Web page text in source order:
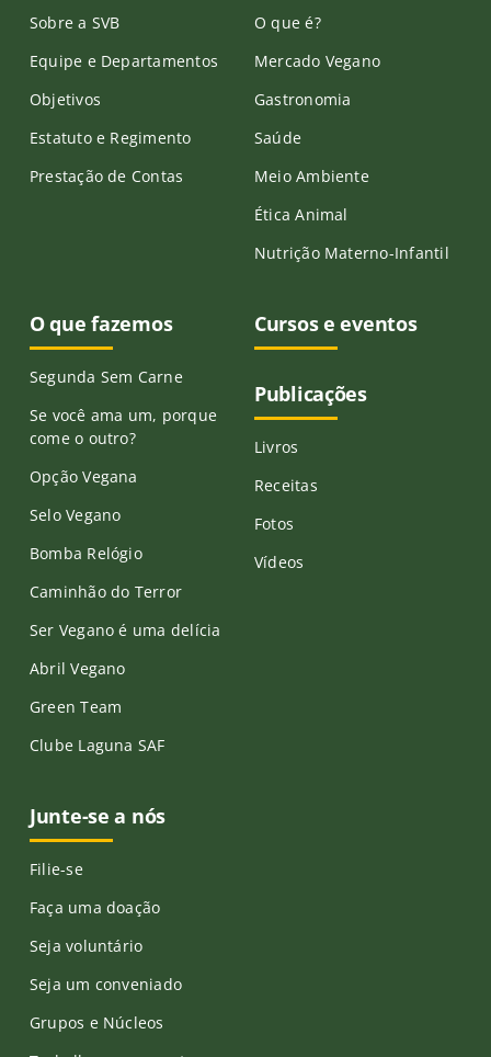
Sobre a SVB
Equipe e Departamentos
Objetivos
Estatuto e Regimento
Prestação de Contas
O que é?
Mercado Vegano
Gastronomia
Saúde
Meio Ambiente
Ética Animal
Nutrição Materno-Infantil
O que fazemos
Segunda Sem Carne
Se você ama um, porque
come o outro?
Opção Vegana
Selo Vegano
Bomba Relógio
Caminhão do Terror
Ser Vegano é uma delícia
Abril Vegano
Green Team
Clube Laguna SAF
Cursos e eventos
Publicações
Livros
Receitas
Fotos
Vídeos
Junte-se a nós
Filie-se
Faça uma doação
Seja voluntário
Seja um conveniado
Grupos e Núcleos